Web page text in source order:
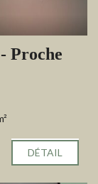
Proche
DÉTAIL